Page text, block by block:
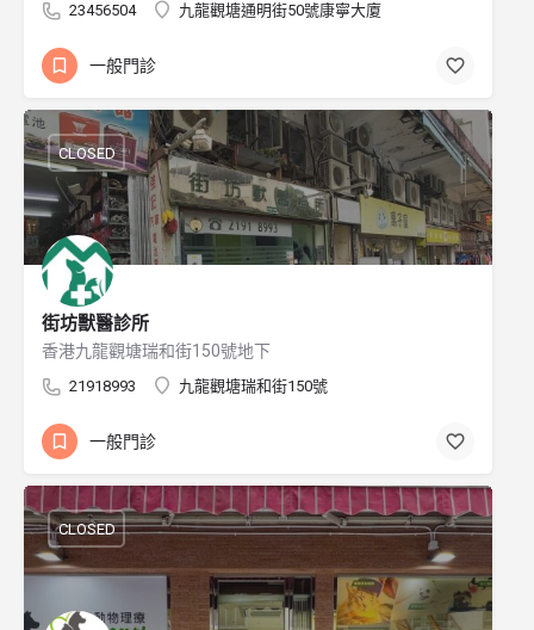
23456504 九龍觀塘通明街50號康寧大廈
一般門診
街坊獸醫診所
香港九龍觀塘瑞和街150號地下
21918993 九龍觀塘瑞和街150號
CLOSED
一般門診
CLOSED